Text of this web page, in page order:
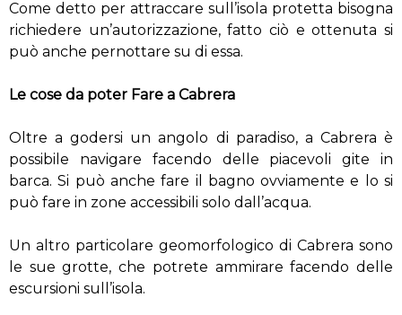
Come detto per attraccare sull’isola protetta bisogna
richiedere un’autorizzazione, fatto ciò e ottenuta si
può anche pernottare su di essa.
Le cose da poter Fare a Cabrera
Oltre a godersi un angolo di paradiso, a Cabrera è
possibile navigare facendo delle piacevoli gite in
barca. Si può anche fare il bagno ovviamente e lo si
può fare in zone accessibili solo dall’acqua.
Un altro particolare geomorfologico di Cabrera sono
le sue grotte, che potrete ammirare facendo delle
escursioni sull’isola.